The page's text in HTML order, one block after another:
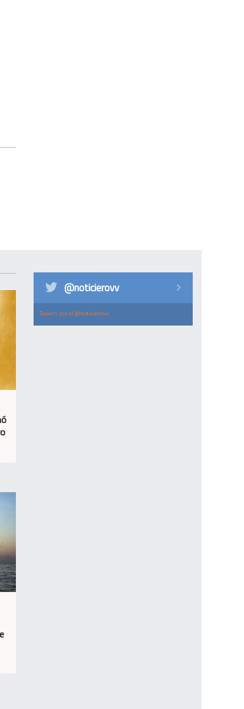
@noticierovv
Tweets por el @noticierovv.